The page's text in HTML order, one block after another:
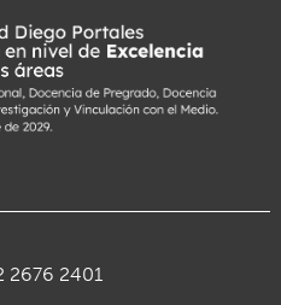
2676 2401